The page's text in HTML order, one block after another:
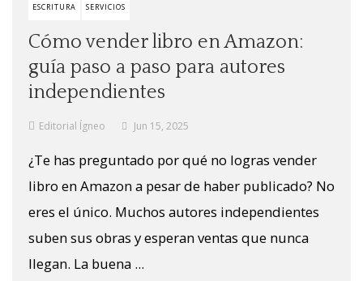
ESCRITURA SERVICIOS
Cómo vender libro en Amazon:
guía paso a paso para autores
independientes
Editorial Ígneo Jun 15, 2025
¿Te has preguntado por qué no logras vender
libro en Amazon a pesar de haber publicado? No
eres el único. Muchos autores independientes
suben sus obras y esperan ventas que nunca
llegan. La buena ...